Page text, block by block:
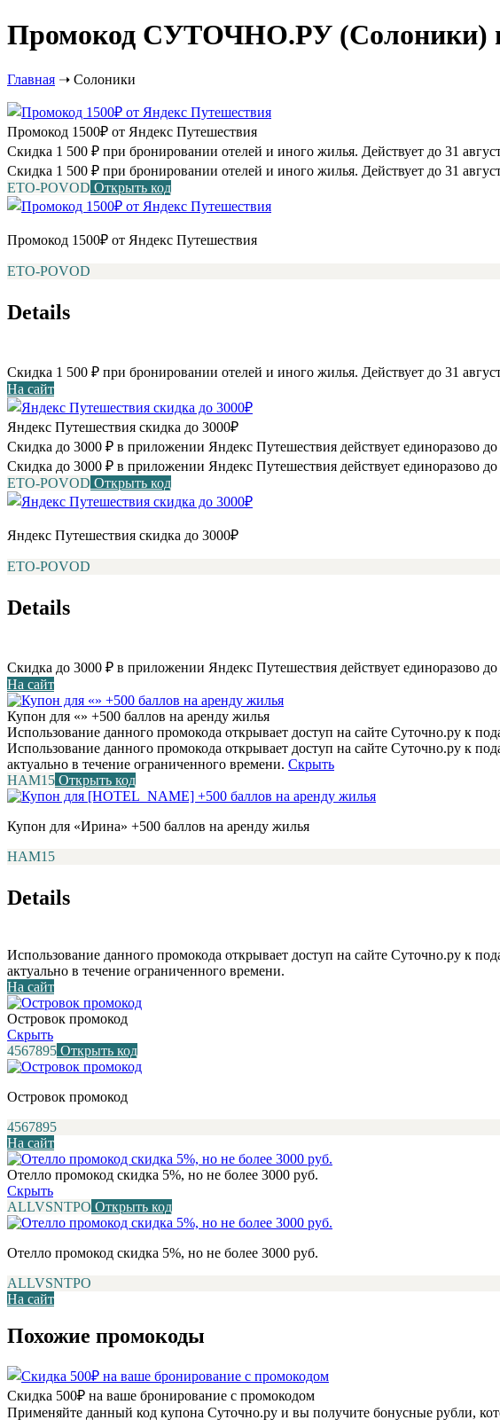
Промокод СУТОЧНО.РУ (Солоники)
Главная ➝ Солоники
Промокод 1500₽ от Яндекс Путешествия
Скидка 1 500 ₽ при бронировании отелей и иного жилья. Действует до 31
Скидка 1 500 ₽ при бронировании отелей и иного жилья. Действует до 31
ETO-POVOD Открыть код
Промокод 1500₽ от Яндекс Путешествия
ETO-POVOD
Details
Скидка 1 500 ₽ при бронировании отелей и иного жилья. Действует до 31
На сайт
Яндекс Путешествия скидка до 3000₽
Скидка до 3000 ₽ в приложении Яндекс Путешествия действует единоразово
Скидка до 3000 ₽ в приложении Яндекс Путешествия действует единоразово
ETO-POVOD Открыть код
Яндекс Путешествия скидка до 3000₽
ETO-POVOD
Details
Скидка до 3000 ₽ в приложении Яндекс Путешествия действует единоразово
На сайт
Купон для «» +500 баллов на аренду жилья
Использование данного промокода открывает доступ на сайте Суточно.ру к
Использование данного промокода открывает доступ на сайте Суточно.ру к
актуально в течение ограниченного времени. Скрыть
НАМ15 Открыть код
Купон для «Ирина» +500 баллов на аренду жилья
НАМ15
Details
Использование данного промокода открывает доступ на сайте Суточно.ру к
актуально в течение ограниченного времени.
На сайт
Островок промокод
Скрыть
4567895 Открыть код
Островок промокод
4567895
На сайт
Отелло промокод скидка 5%, но не более 3000 руб.
Скрыть
ALLVSNTPO Открыть код
Отелло промокод скидка 5%, но не более 3000 руб.
ALLVSNTPO
На сайт
Похожие промокоды
Скидка 500₽ на ваше бронирование с промокодом
Применяйте данный код купона Суточно.ру и вы получите бонусные рубли,